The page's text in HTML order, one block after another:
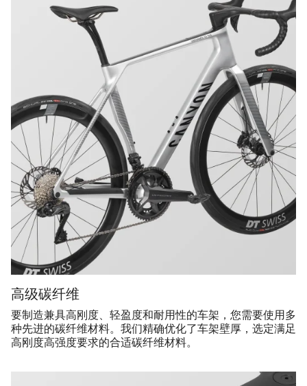
高级碳纤维
要制造兼具高刚度、轻盈度和耐用性的车架，您需要使用多
种先进的碳纤维材料。我们精确优化了车架壁厚，选定满足
高刚度高强度要求的合适碳纤维材料。